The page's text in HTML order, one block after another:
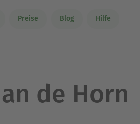
Preise Blog Hilfe
de Horn